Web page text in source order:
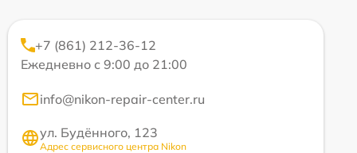
+7 (861) 212-36-12
Ежедневно с 9:00 до 21:00
info@nikon-repair-center.ru
ул. Будённого, 123
Адрес сервисного центра Nikon